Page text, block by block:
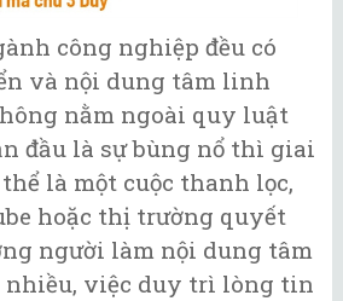
công nghiệp đều có
và nội dung tâm linh
nằm ngoài quy luật
đầu là sự bùng nổ thì giai
là một cuộc thanh lọc,
hoặc thị trường quyết
người làm nội dung tâm
việc duy trì lòng tin